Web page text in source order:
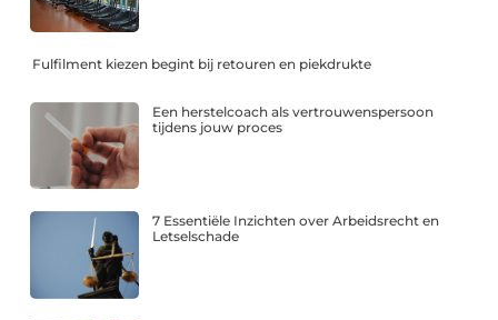
Fulfilment kiezen begint bij retouren en piekdrukte
Een herstelcoach als vertrouwenspersoon
tijdens jouw proces
7 Essentiële Inzichten over Arbeidsrecht en
Letselschade